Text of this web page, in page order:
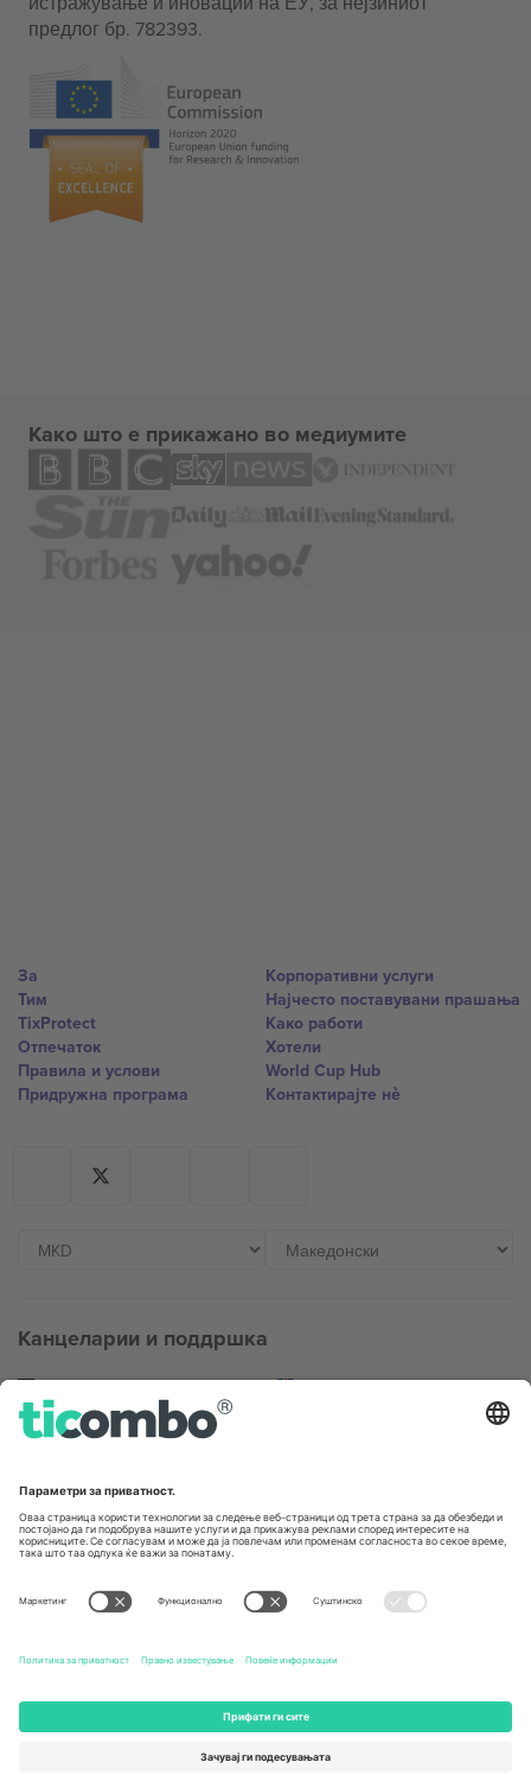
предлог бр. 782393.
Како што е прикажано во медиумите
За
Тим
TixProtect
Отпечаток
Правила и услови
Придружна програма
Корпоративни услуги
Најчесто поставувани прашања
Како работи
Хотели
World Cup Hub
Контактирајте нѐ
Канцеларии и поддршка
Germany
Unter den Linden 24, 10117
Berlin, Germany
United Kingdom
167 City Road, London, Greater
United States
131 Continental Dr, Suite 305,
States
Switzerland
Dorfstrasse 52a, 6390
Bulgaria
Totleben 53-55, 1606 Sofia,
Bulgaria
United Arab Emirates
Building A1, Office 302, Dubai,
United Arab Emirates